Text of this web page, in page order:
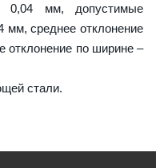
0,04 мм, допустимые
мм, среднее отклонение
отклонение по ширине –
стали.